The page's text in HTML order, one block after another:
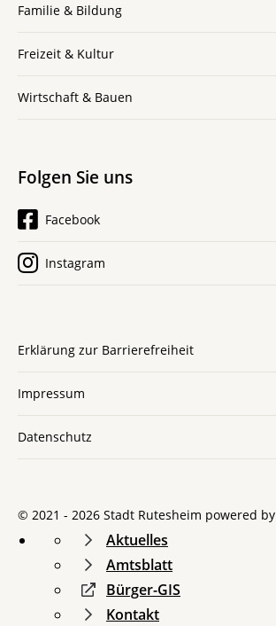
Familie & Bildung
Freizeit & Kultur
Wirtschaft & Bauen
Folgen Sie uns
Facebook
Instagram
Erklärung zur Barrierefreiheit
Impressum
Datenschutz
© 2021 - 2026 Stadt Rutesheim powered by
Aktuelles
Amtsblatt
Bürger-GIS
Kontakt